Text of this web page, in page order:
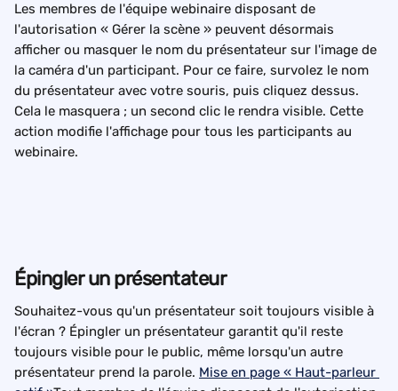
Les membres de l'équipe webinaire disposant de
l'autorisation « Gérer la scène » peuvent désormais
afficher ou masquer le nom du présentateur sur l'image de
la caméra d'un participant. Pour ce faire, survolez le nom
du présentateur avec votre souris, puis cliquez dessus.
Cela le masquera ; un second clic le rendra visible. Cette
action modifie l'affichage pour tous les participants au
webinaire.
Épingler un présentateur
Souhaitez-vous qu'un présentateur soit toujours visible à
l'écran ? Épingler un présentateur garantit qu'il reste
toujours visible pour le public, même lorsqu'un autre
présentateur prend la parole. Mise en page « Haut-parleur